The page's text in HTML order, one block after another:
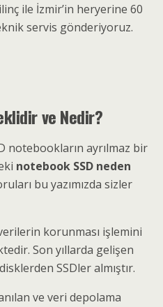
ile İzmir’in heryerine 60
servis gönderiyoruz.
ve Nedir?
notebookların ayrılmaz bir
notebook SSD neden
bu yazımızda sizler
korunması işlemini
Son yıllarda gelişen
SSDler almıştır.
ve veri depolama